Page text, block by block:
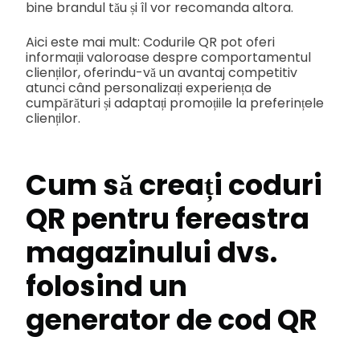
bine brandul tău și îl vor recomanda altora.
Aici este mai mult: Codurile QR pot oferi
informații valoroase despre comportamentul
clienților, oferindu-vă un avantaj competitiv
atunci când personalizați experiența de
cumpărături și adaptați promoțiile la preferințele
clienților.
Cum să creați coduri
QR pentru fereastra
magazinului dvs.
folosind un
generator de cod QR